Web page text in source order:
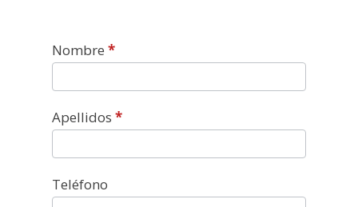
Contacto
Nombre*
Apellidos*
Teléfono